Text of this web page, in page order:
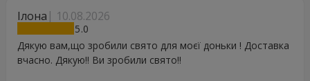
Ілона 10.08.2026
5
Дякую вам,що зробили свято для моєї доньки ! Доставка
вчасно. Дякую!! Ви зробили свято!!